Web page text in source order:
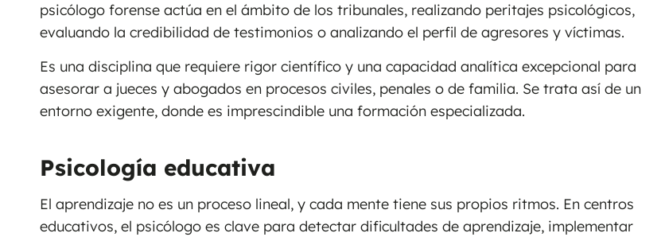
psicólogo forense actúa en el ámbito de los tribunales, realizando peritajes psicológicos,
evaluando la credibilidad de testimonios o analizando el perfil de agresores y víctimas.
Es una disciplina que requiere rigor científico y una capacidad analítica excepcional para
asesorar a jueces y abogados en procesos civiles, penales o de familia. Se trata así de un
entorno exigente, donde es imprescindible una formación especializada.
Psicología educativa
El aprendizaje no es un proceso lineal, y cada mente tiene sus propios ritmos. En centros
educativos, el psicólogo es clave para detectar dificultades de aprendizaje, implementar